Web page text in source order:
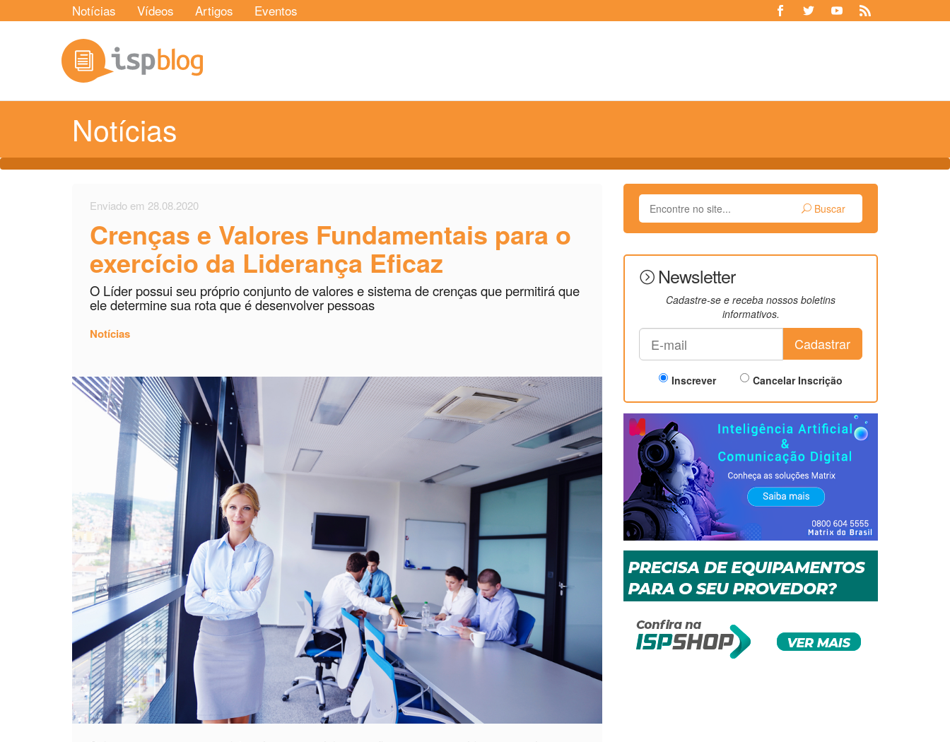
Notícias Vídeos Artigos Eventos
Notícias
Enviado em 28.08.2020
Crenças e Valores Fundamentais para o
exercício da Liderança Eficaz
O Líder possui seu próprio conjunto de valores e sistema de crenças que permitirá que
ele determine sua rota que é desenvolver pessoas
Notícias
Buscar
Newsletter
Cadastre-se e receba nossos boletins
informativos.
Cadastrar
Inscrever Cancelar Inscrição